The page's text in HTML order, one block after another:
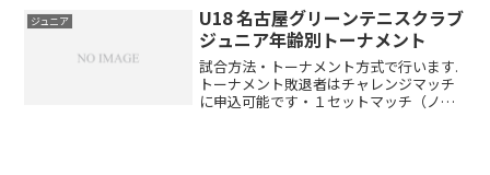
初・中級者対象です。旭ヶ丘テニスクラ
ブにおける上級者...
ジュニア
U18 名古屋グリーンテニスクラブ
ジュニア年齢別トーナメント
試合方法・トーナメント方式で行います.
トーナメント敗退者はチャレンジマッチ
に申込可能です・１セットマッチ（ノー